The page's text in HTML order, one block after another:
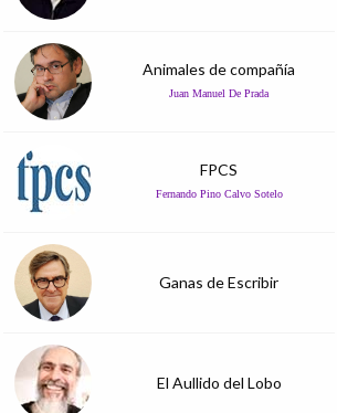
Animales de compañía
Juan Manuel De Prada
FPCS
Fernando Pino Calvo Sotelo
Ganas de Escribir
El Aullido del Lobo